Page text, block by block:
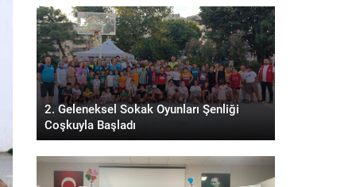
2. Geleneksel Sokak Oyunları Şenliği
Coşkuyla Başladı